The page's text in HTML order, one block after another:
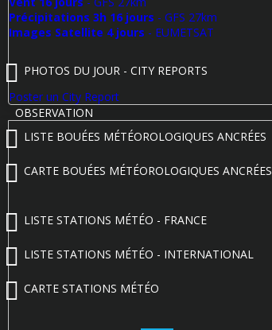
Précipitations 3h 16 jours - GFS 27km
Images Satellite 4 jours - EUMETSAT
PHOTOS DU JOUR - CITY REPORTS
Poster un City Report
OBSERVATION
LISTE BOUÉES MÉTÉOROLOGIQUES ANCRÉES
CARTE BOUÉES MÉTÉOROLOGIQUES ANCRÉES
LISTE STATIONS MÉTÉO - FRANCE
LISTE STATIONS MÉTÉO - INTERNATIONAL
CARTE STATIONS MÉTÉO